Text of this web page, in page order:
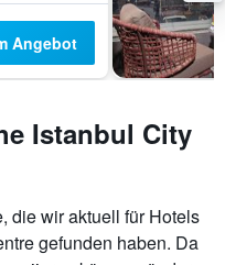
Angebot
Istanbul City
die wir aktuell für Hotels
gefunden haben. Da